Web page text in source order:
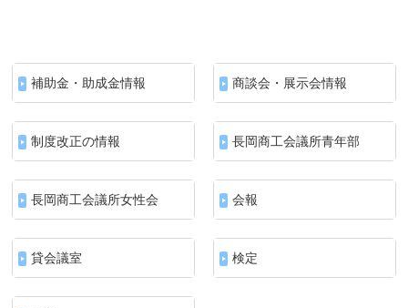
補助金・助成金情報 商談会・展示会情報
制度改正の情報 長岡商工会議所青年部
長岡商工会議所女性会 会報
貸会議室 検定